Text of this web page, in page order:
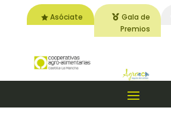
Asóciate
Gala de
Premios